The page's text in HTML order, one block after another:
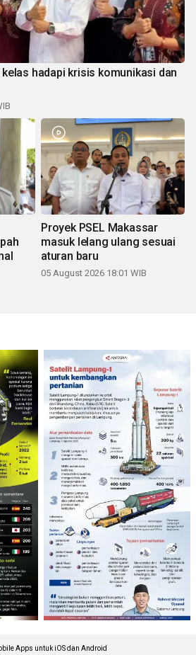
hadapi krisis komunikasi dan
Proyek PSEL Makassar
masuk lelang ulang sesuai
aturan baru
05 August 2026 18:01 WIB
Apps untuk iOS dan Android